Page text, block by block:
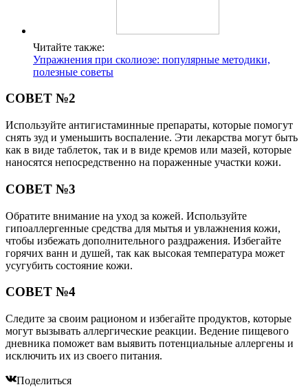
Читайте также:
Упражнения при сколиозе: популярные методики,
полезные советы
СОВЕТ №2
Используйте антигистаминные препараты, которые помогут
снять зуд и уменьшить воспаление. Эти лекарства могут быть
как в виде таблеток, так и в виде кремов или мазей, которые
наносятся непосредственно на пораженные участки кожи.
СОВЕТ №3
Обратите внимание на уход за кожей. Используйте
гипоаллергенные средства для мытья и увлажнения кожи,
чтобы избежать дополнительного раздражения. Избегайте
горячих ванн и душей, так как высокая температура может
усугубить состояние кожи.
СОВЕТ №4
Следите за своим рационом и избегайте продуктов, которые
могут вызывать аллергические реакции. Ведение пищевого
дневника поможет вам выявить потенциальные аллергены и
исключить их из своего питания.
Поделиться